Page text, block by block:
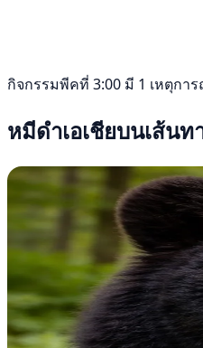
กิจกรรมพีคที่ 3:00 มี 1 เหตุกา
หมีดำเอเชียบนเส้น